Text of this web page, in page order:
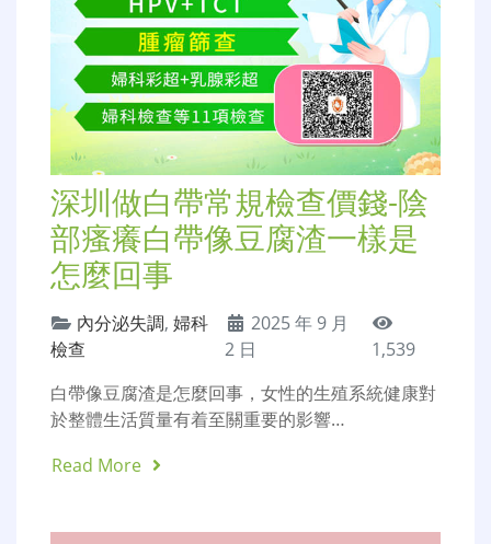
深圳做白帶常規檢查價錢-陰
部瘙癢白帶像豆腐渣一樣是
怎麼回事
內分泌失調, 婦科
檢查
2025 年 9 月
2 日
1,539
白帶像豆腐渣是怎麼回事，女性的生殖系統健康對
於整體生活質量有着至關重要的影響…
Read More